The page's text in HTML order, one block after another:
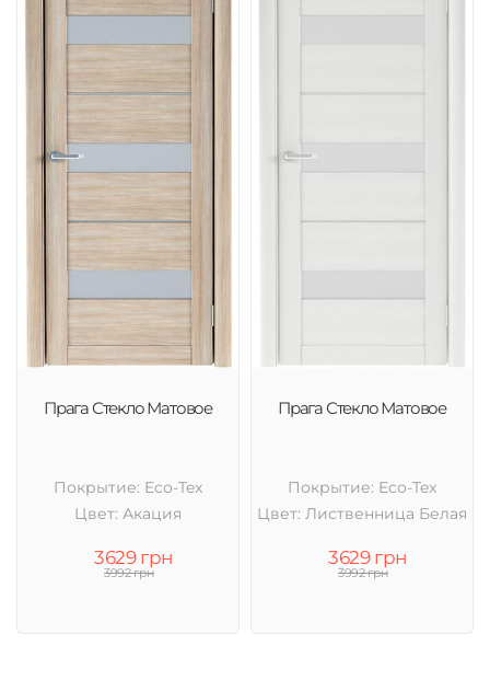
Прага Стекло Матовое
Покрытие: Eco-Tex
Цвет: Акация
3629 грн
3992 грн
Прага Стекло Матовое
Покрытие: Eco-Tex
Цвет: Лиственница Белая
3629 грн
3992 грн